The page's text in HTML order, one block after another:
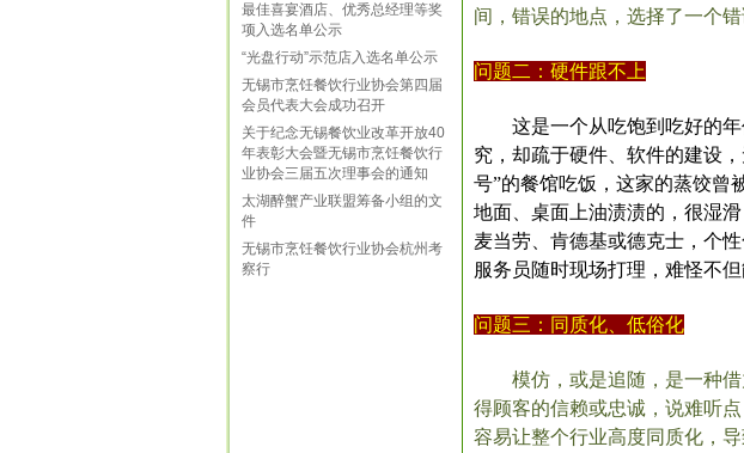
最佳喜宴酒店、优秀总经理等奖
项入选名单公示
“光盘行动”示范店入选名单公示
无锡市烹饪餐饮行业协会第四届
会员代表大会成功召开
关于纪念无锡餐饮业改革开放40
年表彰大会暨无锡市烹饪餐饮行
业协会三届五次理事会的通知
太湖醉蟹产业联盟筹备小组的文
件
无锡市烹饪餐饮行业协会杭州考
察行
间，错误的地点，选择了一个
问题二：硬件跟不上
这是一个从吃饱到吃好的
究，却疏于硬件、软件的建设
号”的餐馆吃饭，这家的蒸饺曾
地面、桌面上油渍渍的，很湿
麦当劳、肯德基或德克士，个
服务员随时现场打理，难怪不
问题三：同质化、低俗化
模仿，或是追随，是一种
得顾客的信赖或忠诚，说难听
容易让整个行业高度同质化，